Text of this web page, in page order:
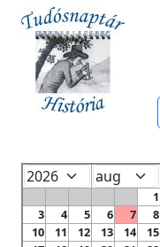
1
3
4 5 6 7 8
10
11 12 13 14 15